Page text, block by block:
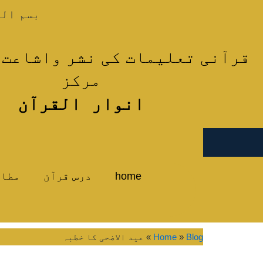
بسم
قرآنی تعلیمات کی نشر
مرکز
انوار القرآن
home درس قرآن
Home » Blog
» عید الاضحی کا خطبہ